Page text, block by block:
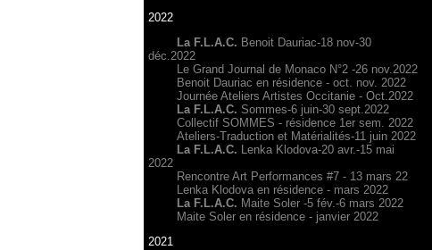
2022
La F.L.A.C. Benoit Dauriac-18 nov-30
déc.2022
Le Grand Journal de Monaco N°2 -26 nov.2022
Benoit Dauriac en résidence - oct. nov. 2022
Journée Ateliers Artistes Occitanie - Oct.2022
La F.L.A.C. Sommes-6 juin-30 sept.2022
Collectif SOMMES - résidence 1er sem. 2022
Ateliers-Traduction et Matérialités-11 juin 2022
La F.L.A.C. Lenka Klodova-20 avr.-15 mai
2022
Rencontre Art Performances #7 - 13 mars 22
Lenka Klodova en résidence - mars 2022
La F.L.A.C. Maite Soler -5 fév.-6 mars 2022
Maite Soler en résidence - janvier 2022
2021